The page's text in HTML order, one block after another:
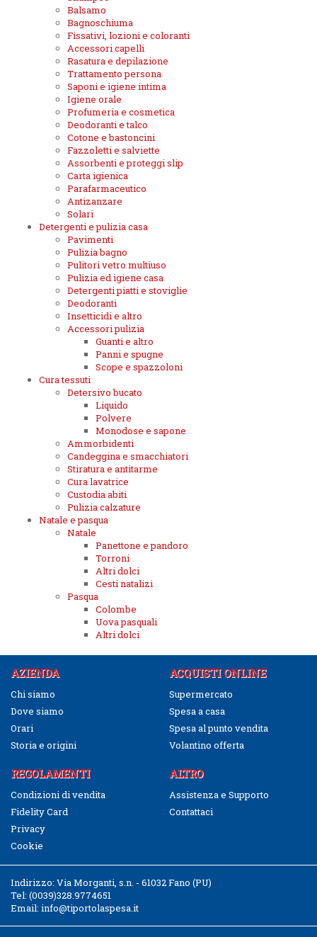
Balsamo
Bagnoschiuma
Fissativi, lozioni e coloranti
Accessori capelli
Rasatura e depilazione
Trattamento persona
Saponi e igiene intima
Igiene orale
Profumeria e cosmetica
Deodoranti e talco
Cotone e bastoncini
Fazzoletti e salviette
Assorbenti e proteggi slip
Carta igienica
Parafarmaceutico
Antizanzare
Solari
Detergenti e pulizia casa
Pavimenti
Pulizia bagno
Pulitori vetro multiuso
Pulizia ed igiene casa
Detergenti piatti e stoviglie
Deodoranti
Insetticidi e altro
Accessori pulizia
Guanti e altro
Panni e spugne
Scope e spazzoloni
Cura tessuti
Detersivo bucato
Liquido
Polvere
Monodose e sapone
Ammorbidenti
Candeggina e smacchiatori
Stiratura e antitarme
Cura lavatrice
Custodia abiti
Pulizia calzature
Natale e pasqua
Natale
Panettone e pandoro
Torroni
Altri dolci
Cesti natalizi
Pasqua
Colombe
Uova pasquali
Altri dolci
AZIENDA
Chi siamo
Dove siamo
Orari
Storia e origini
ACQUISTI ONLINE
Supermercato
Spesa a casa
Spesa al punto vendita
Volantino offerta
REGOLAMENTI
Condizioni di vendita
Fidelity Card
Privacy
Cookie
ALTRO
Assistenza e Supporto
Contattaci
Indirizzo: Via Morganti, s.n. - 61032 Fano (PU)
Tel: (0039)328.9774651
Email: info@tiportolaspesa.it